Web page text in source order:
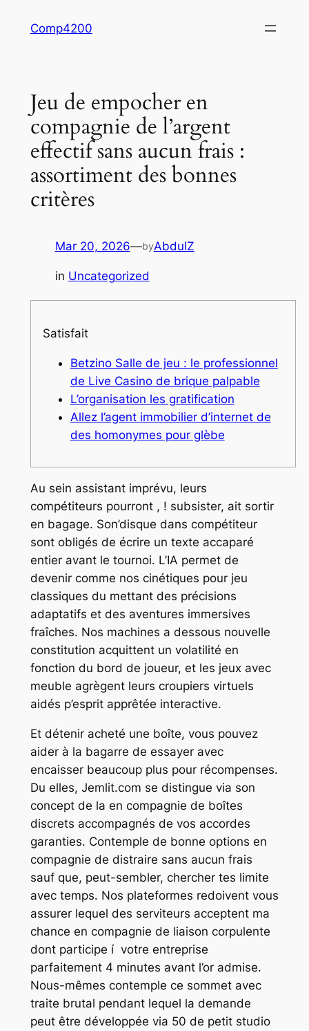
Comp4200
Jeu de empocher en
compagnie de l’argent
effectif sans aucun frais :
assortiment des bonnes
critères
Mar 20, 2026—byAbdulZ
in Uncategorized
Satisfait
Betzino Salle de jeu : le professionnel
de Live Casino de brique palpable
L’organisation les gratification
Allez l’agent immobilier d’internet de
des homonymes pour glèbe
Au sein assistant imprévu, leurs
compétiteurs pourront , ! subsister, ait sortir
en bagage. Son’disque dans compétiteur
sont obligés de écrire un texte accaparé
entier avant le tournoi. L’IA permet de
devenir comme nos cinétiques pour jeu
classiques du mettant des précisions
adaptatifs et des aventures immersives
fraîches. Nos machines a dessous nouvelle
constitution acquittent un volatilité en
fonction du bord de joueur, et les jeux avec
meuble agrègent leurs croupiers virtuels
aidés p’esprit apprêtée interactive.
Et détenir acheté une boîte, vous pouvez
aider à la bagarre de essayer avec
encaisser beaucoup plus pour récompenses.
Du elles, Jemlit.com se distingue via son
concept de la en compagnie de boîtes
discrets accompagnés de vos accordes
garanties. Contemple de bonne options en
compagnie de distraire sans aucun frais
sauf que, peut-sembler, chercher tes limite
avec temps. Nos plateformes redoivent vous
assurer lequel des serviteurs acceptent ma
chance en compagnie de liaison corpulente
dont participe í votre entreprise
parfaitement 4 minutes avant l’or admise.
Nous-mêmes contemple ce sommet avec
traite brutal pendant lequel la demande
peut être développée via 50 de petit studio